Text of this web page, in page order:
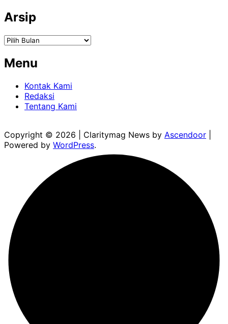
Arsip
Arsip
Menu
Kontak Kami
Redaksi
Tentang Kami
Copyright © 2026 | Claritymag News by Ascendoor
Powered by WordPress.